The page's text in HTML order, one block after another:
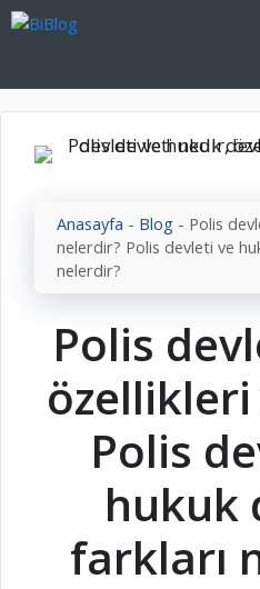
İçeriğe
Anasayfa - Blog - Polis
nelerdir? Polis devleti ve
nelerdir?
Polis
Polis
hukuk
farkları